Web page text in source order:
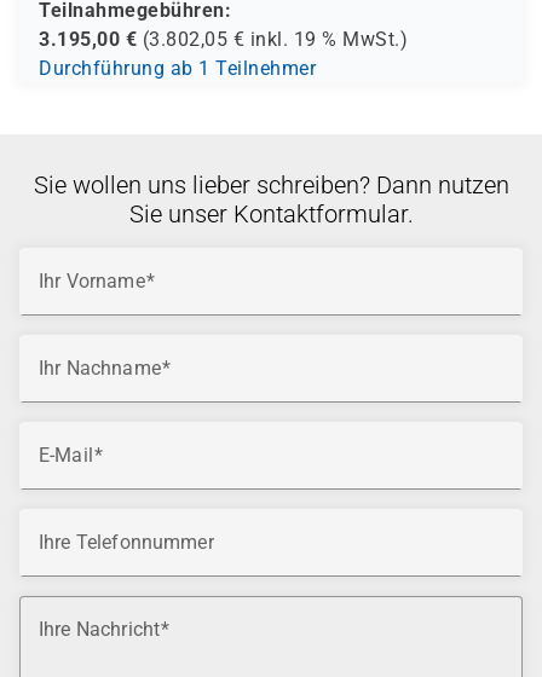
Teilnahmegebühren:
3.195,00 € (3.802,05 € inkl. 19 % MwSt.)
Durchführung ab 1 Teilnehmer
Sie wollen uns lieber schreiben? Dann nutzen
Sie unser Kontaktformular.
Ihr Vorname
Ihr Nachname
E-Mail
Ihre Telefonnummer
Ihre Nachricht